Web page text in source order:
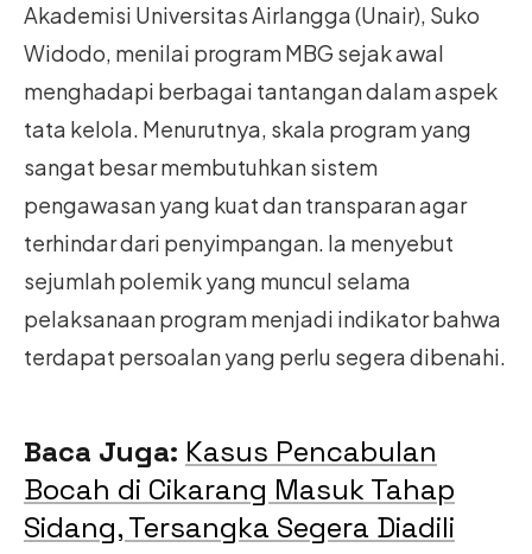
Akademisi Universitas Airlangga (Unair), Suko
Widodo, menilai program MBG sejak awal
menghadapi berbagai tantangan dalam aspek
tata kelola. Menurutnya, skala program yang
sangat besar membutuhkan sistem
pengawasan yang kuat dan transparan agar
terhindar dari penyimpangan. Ia menyebut
sejumlah polemik yang muncul selama
pelaksanaan program menjadi indikator bahwa
terdapat persoalan yang perlu segera dibenahi.
Baca Juga: Kasus Pencabulan
Bocah di Cikarang Masuk Tahap
Sidang, Tersangka Segera Diadili